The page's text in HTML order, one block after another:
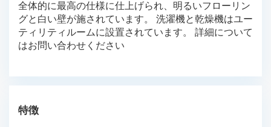
全体的に最高の仕様に仕上げられ、明るいフローリン
グと白い壁が施されています。
洗濯機と乾燥機はユー
ティリティルームに設置されています。
詳細について
はお問い合わせください
特徴